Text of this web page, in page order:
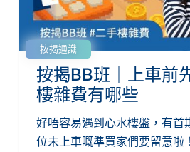
按揭通識
按揭BB班｜上車前
樓雜費有哪些
好唔容易遇到心水樓盤，有首
位未上車嘅準買家們要留意啦